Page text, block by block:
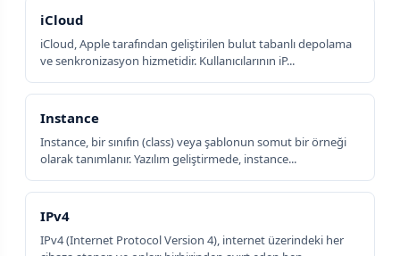
iCloud
iCloud, Apple tarafından geliştirilen bulut tabanlı depolama
ve senkronizasyon hizmetidir. Kullanıcılarının iP...
Instance
Instance, bir sınıfın (class) veya şablonun somut bir örneği
olarak tanımlanır. Yazılım geliştirmede, instance...
IPv4
IPv4 (Internet Protocol Version 4), internet üzerindeki her